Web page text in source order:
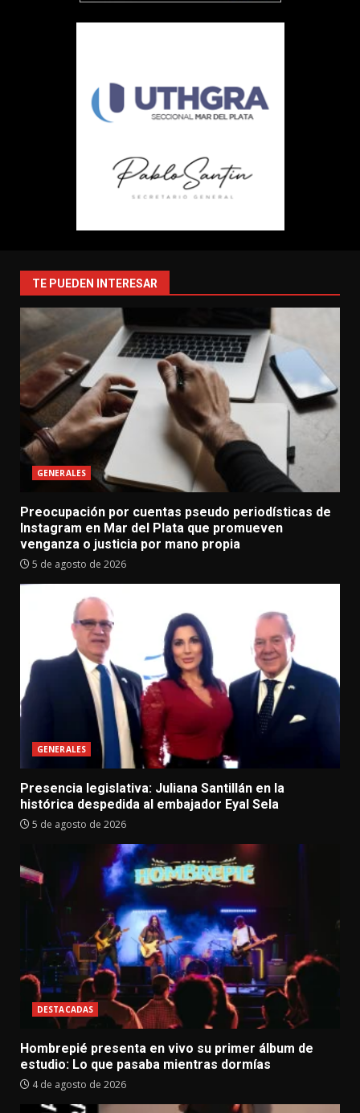
TE PUEDEN INTERESAR
GENERALES
Preocupación por cuentas pseudo periodísticas de
Instagram en Mar del Plata que promueven
venganza o justicia por mano propia
5 de agosto de 2026
GENERALES
Presencia legislativa: Juliana Santillán en la
histórica despedida al embajador Eyal Sela
5 de agosto de 2026
DESTACADAS
Hombrepié presenta en vivo su primer álbum de
estudio: Lo que pasaba mientras dormías
4 de agosto de 2026